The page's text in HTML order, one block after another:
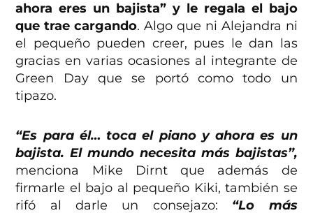
ahora eres un bajista” y le regala el bajo
que trae cargando. Algo que ni Alejandra ni
el pequeño pueden creer, pues le dan las
gracias en varias ocasiones al integrante de
Green Day que se portó como todo un
tipazo.
“Es para él… toca el piano y ahora es un
bajista. El mundo necesita más bajistas”,
menciona Mike Dirnt que además de
firmarle el bajo al pequeño Kiki, también se
rifó al darle un consejazo: “Lo más